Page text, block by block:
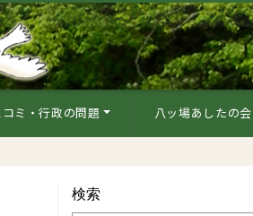
ミ・行政の問題 八ッ場あしたの会
検索